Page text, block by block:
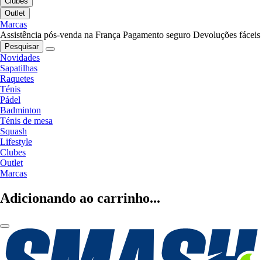
Outlet
Marcas
Assistência pós-venda na França Pagamento seguro Devoluções fáceis
Pesquisar
Novidades
Sapatilhas
Raquetes
Ténis
Pádel
Badminton
Ténis de mesa
Squash
Lifestyle
Clubes
Outlet
Marcas
Adicionando ao carrinho...